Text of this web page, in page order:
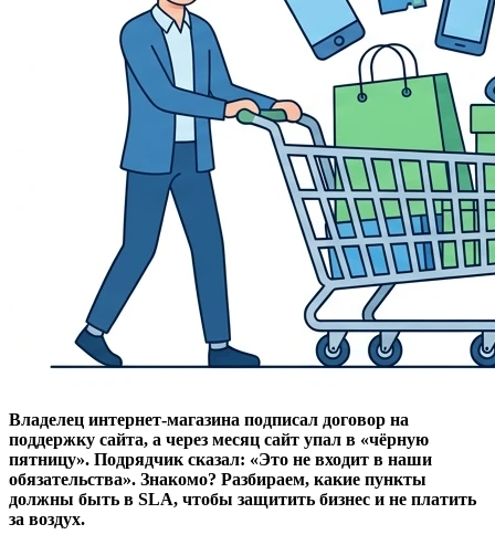
Владелец интернет-магазина подписал договор на
поддержку сайта, а через месяц сайт упал в «чёрную
пятницу». Подрядчик сказал: «Это не входит в наши
обязательства». Знакомо? Разбираем, какие пункты
должны быть в SLA, чтобы защитить бизнес и не платить
за воздух.